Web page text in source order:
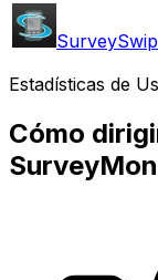
Estadísticas de
Cómo